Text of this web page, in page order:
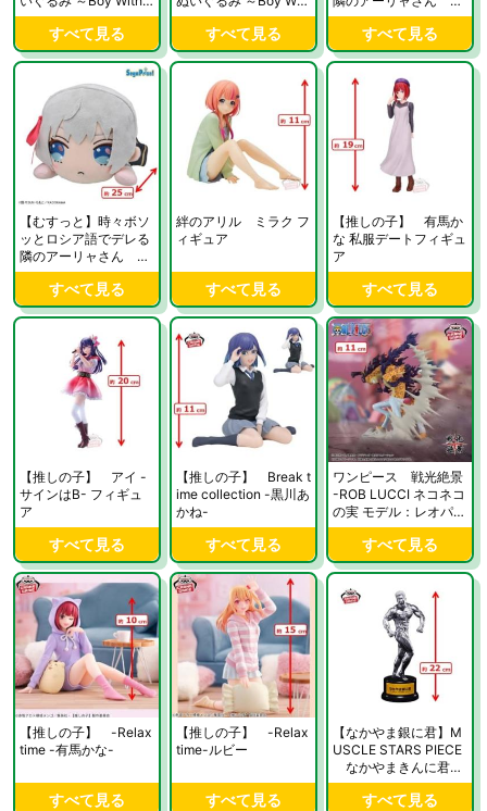
uv～ “RM&Jin”
すべて見る
h Luv～ “SUGA&j-hop
すべて見る
そべり Mぬいぐるみ
アーリャすべて見る
【むすっと】時々ボソ
ッとロシア語でデレる
隣のアーリャさん 寝
そべり Mぬいぐるみ
アーリャすべて見る
絆のアリル ミラク フ
ィギュア
すべて見る
【推しの子】 有馬か
な 私服デートフィギュ
ア
すべて見る
【推しの子】 アイ -
サインはB- フィギュ
ア
すべて見る
【推しの子】 Break t
ime collection -黒川あ
かね-
すべて見る
ワンピース 戦光絶景
-ROB LUCCI ネコネコ
の実 モデル：レオパル
ド（豹）覚醒フォル
すべて見る
【推しの子】 -Relax
time -有馬かな-
すべて見る
【推しの子】 -Relax
time-ルビー
すべて見る
【なかやま銀に君】M
USCLE STARS PIECE
なかやまきんに君～
りそうの姿トロフィー
すべて見る